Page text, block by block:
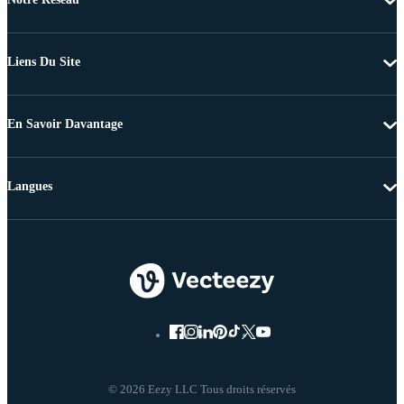
Liens Du Site
En Savoir Davantage
© 2026 Eezy LLC Tous droits réservés
Langues